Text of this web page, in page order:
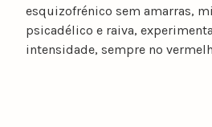
esquizofrénico sem amarras,
psicadélico e raiva,
intensidade, sempre no